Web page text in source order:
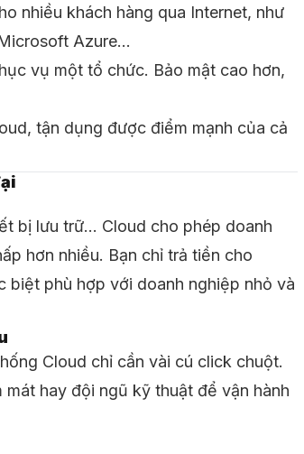
nhiều khách hàng qua Internet, như
Azure…
vụ một tổ chức. Bảo mật cao hơn,
tận dụng được điểm mạnh của cả
bị lưu trữ… Cloud cho phép doanh
hơn nhiều. Bạn chỉ trả tiền cho
biệt phù hợp với doanh nghiệp nhỏ và
Cloud chỉ cần vài cú click chuột.
hay đội ngũ kỹ thuật để vận hành